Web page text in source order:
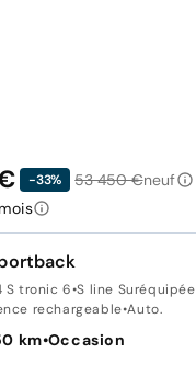
S tronic 6•S line Suréquipée
rechargeable•Auto.
km•Occasion
-33% 53 450 €neuf